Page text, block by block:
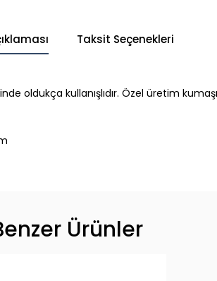
Taksit Seçenekleri
oldukça kullanışlıdır. Özel üretim
Ürünler